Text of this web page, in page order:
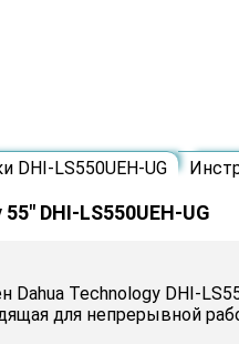
DHI-LS550UEH-UG
DHI-LS550UEH-UG
Technology DHI-
для непрерывной